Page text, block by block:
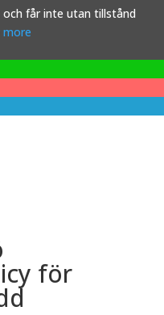
och får inte utan tillstånd
more
för